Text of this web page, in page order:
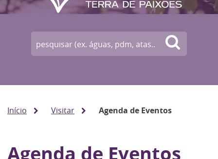
Início Visitar Agenda de Eventos
Agenda de Eventos